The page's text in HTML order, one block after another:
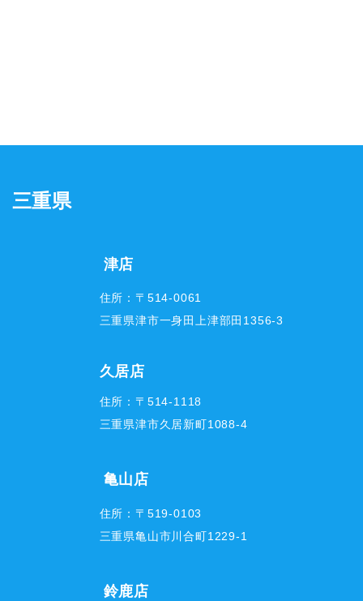
三重県
津店
住所：〒514-0061
三重県津市一身田上津部田1356-3
久居店
住所：〒514-1118
三重県津市久居新町1088-4
亀山店
住所：〒519-0103
三重県亀山市川合町1229-1
鈴鹿店